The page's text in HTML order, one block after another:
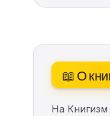
📖 О
На